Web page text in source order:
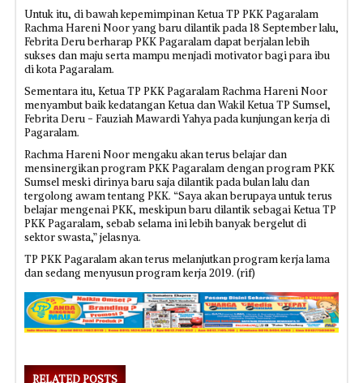
Untuk itu, di bawah kepemimpinan Ketua TP PKK Pagaralam
Rachma Hareni Noor yang baru dilantik pada 18 September lalu,
Febrita Deru berharap PKK Pagaralam dapat berjalan lebih
sukses dan maju serta mampu menjadi motivator bagi para ibu
di kota Pagaralam.
Sementara itu, Ketua TP PKK Pagaralam Rachma Hareni Noor
menyambut baik kedatangan Ketua dan Wakil Ketua TP Sumsel,
Febrita Deru - Fauziah Mawardi Yahya pada kunjungan kerja di
Pagaralam.
Rachma Hareni Noor mengaku akan terus belajar dan
mensinergikan program PKK Pagaralam dengan program PKK
Sumsel meski dirinya baru saja dilantik pada bulan lalu dan
tergolong awam tentang PKK. “Saya akan berupaya untuk terus
belajar mengenai PKK, meskipun baru dilantik sebagai Ketua TP
PKK Pagaralam, sebab selama ini lebih banyak bergelut di
sektor swasta,” jelasnya.
TP PKK Pagaralam akan terus melanjutkan program kerja lama
dan sedang menyusun program kerja 2019. (rif)
RELATED POSTS